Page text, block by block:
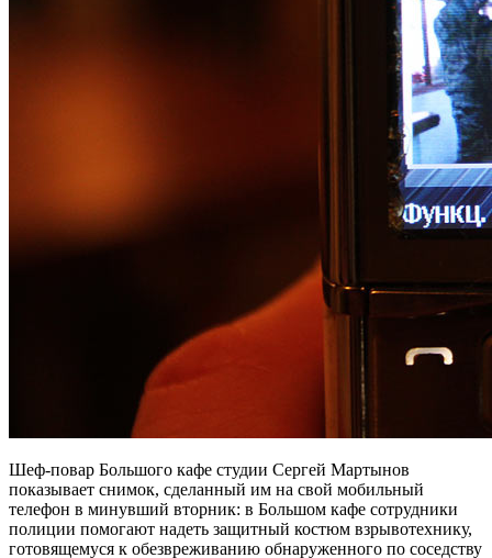
Шеф-повар Большого кафе студии Сергей Мартынов
показывает снимок, сделанный им на свой мобильный
телефон в минувший вторник: в Большом кафе сотрудники
полиции помогают надеть защитный костюм взрывотехнику,
готовящемуся к обезвреживанию обнаруженного по соседству